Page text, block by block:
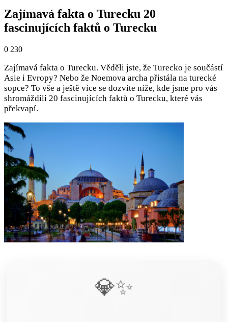
Zajímavá fakta o Turecku 20
fascinujících faktů o Turecku
0 230
Zajímavá fakta o Turecku. Věděli jste, že Turecko je součástí
Asie i Evropy? Nebo že Noemova archa přistála na turecké
sopce? To vše a ještě více se dozvíte níže, kde jsme pro vás
shromáždili 20 fascinujících faktů o Turecku, které vás
překvapí.
💎✨